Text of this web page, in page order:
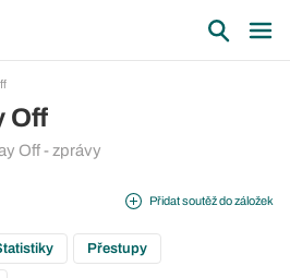
Off
Off - zprávy
Přidat soutěž do záložek
Přestupy